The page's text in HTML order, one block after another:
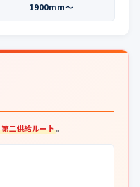
1900mm〜
第二供給ルート。